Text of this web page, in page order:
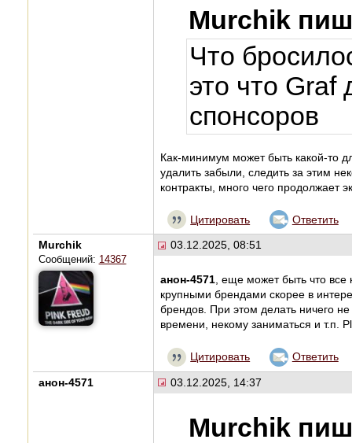
Murchik
Что
это что Graf
спонсоров
Как-минимум может быть какой-то
удалить забыли, следить за этим
контракты, много чего продолжает
Цитировать Ответить
Murchik
Сообщений: 14367
03.12.2025, 08:51
анон-4571, еще может быть что все
крупными брендами скорее в
брендов. При этом делать ничего
времени, некому заниматься и т.п.
Цитировать Ответить
анон-4571 03.12.2025, 14:37
Murchik